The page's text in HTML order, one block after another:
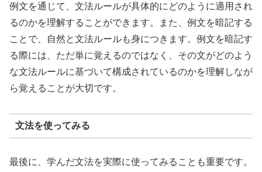
例文を通じて、文法ルールが具体的にどのように適用され
るのかを理解することができます。また、例文を暗記する
ことで、自然と文法ルールも身につきます。例文を暗記す
る際には、ただ単に覚えるのではなく、その文がどのよう
な文法ルールに基づいて構成されているのかを理解しなが
ら覚えることが大切です。
文法を使ってみる
最後に、学んだ文法を実際に使ってみることも重要です。